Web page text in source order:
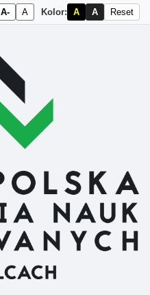
A- A Kolor: A A Reset